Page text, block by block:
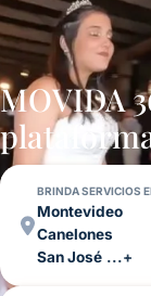
MOVIDA
BRINDA SERVICIOS
Montevideo
Canelones
San José ...+